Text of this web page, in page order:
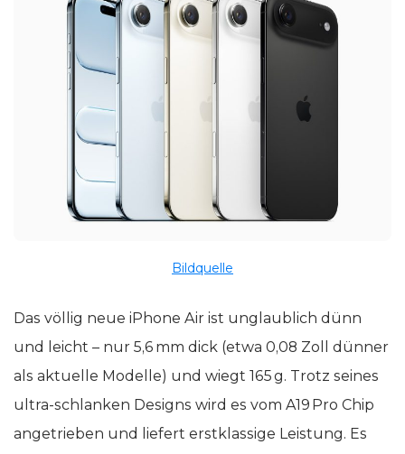
Bildquelle
Das völlig neue iPhone Air ist unglaublich dünn
und leicht – nur 5,6 mm dick (etwa 0,08 Zoll dünner
als aktuelle Modelle) und wiegt 165 g. Trotz seines
ultra-schlanken Designs wird es vom A19 Pro Chip
angetrieben und liefert erstklassige Leistung. Es